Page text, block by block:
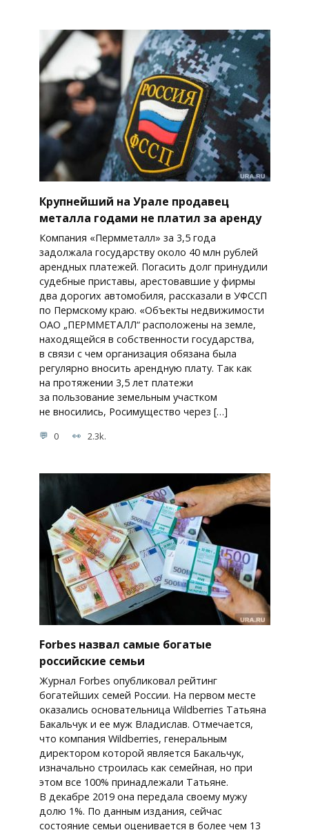
Крупнейший на Урале продавец
металла годами не платил за аренду
Компания «Пермметалл» за 3,5 года
задолжала государству около 40 млн рублей
арендных платежей. Погасить долг принудили
судебные приставы, арестовавшие у фирмы
два дорогих автомобиля, рассказали в УФССП
по Пермскому краю. «Объекты недвижимости
ОАО „ПЕРММЕТАЛЛ“ расположены на земле,
находящейся в собственности государства,
в связи с чем организация обязана была
регулярно вносить арендную плату. Так как
на протяжении 3,5 лет платежи
за пользование земельным участком
не вносились, Росимущество через […]
0 2.3k.
Forbes назвал самые богатые
российские семьи
Журнал Forbes опубликовал рейтинг
богатейших семей России. На первом месте
оказались основательница Wildberries Татьяна
Бакальчук и ее муж Владислав. Отмечается,
что компания Wildberries, генеральным
директором которой является Бакальчук,
изначально строилась как семейная, но при
этом все 100% принадлежали Татьяне.
В декабре 2019 она передала своему мужу
долю 1%. По данным издания, сейчас
состояние семьи оценивается в более чем 13